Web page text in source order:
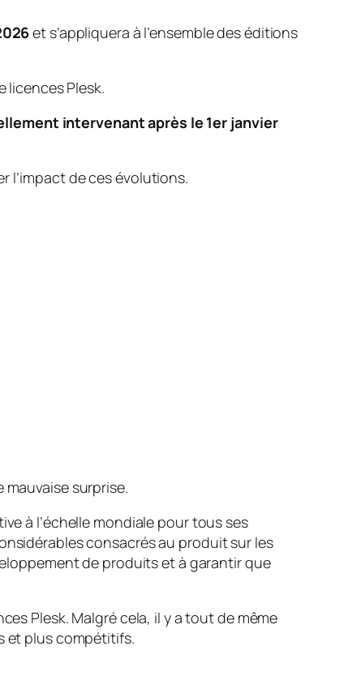
et s’appliquera à l’ensemble des éditions
licences Plesk.
intervenant après le 1er janvier
l’impact de ces évolutions.
surprise.
à l’échelle mondiale pour tous ses
consacrés au produit sur les
de produits et à garantir que
Plesk. Malgré cela, il y a tout de même
et plus compétitifs.